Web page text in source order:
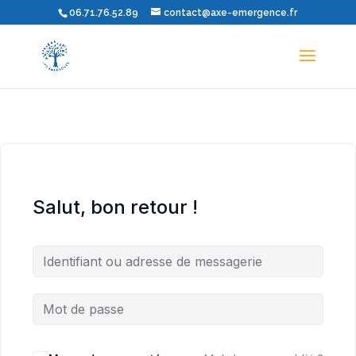
06.71.76.52.89 contact@axe-emergence.fr
Salut, bon retour !